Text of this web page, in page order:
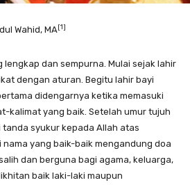
Wahid, MA[1]
lengkap dan sempurna. Mulai sejak lahir
dengan aturan. Begitu lahir bayi
didengarnya ketika memasuki
kalimat yang baik. Setelah umur tujuh
syukur kepada Allah atas
yang baik-baik mengandung doa
dan berguna bagi agama, keluarga,
baik laki-laki maupun